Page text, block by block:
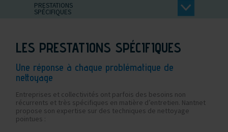
LES PRESTATIONS SPÉCIFIQUES
Une réponse à chaque problématique de
nettoyage
Entreprises et collectivités ont parfois des besoins non
récurrents et très spécifiques en matière d’entretien. Nantnet
propose son expertise sur des techniques de nettoyage
pointues :
PRESTATIONS
SPÉCIFIQUES